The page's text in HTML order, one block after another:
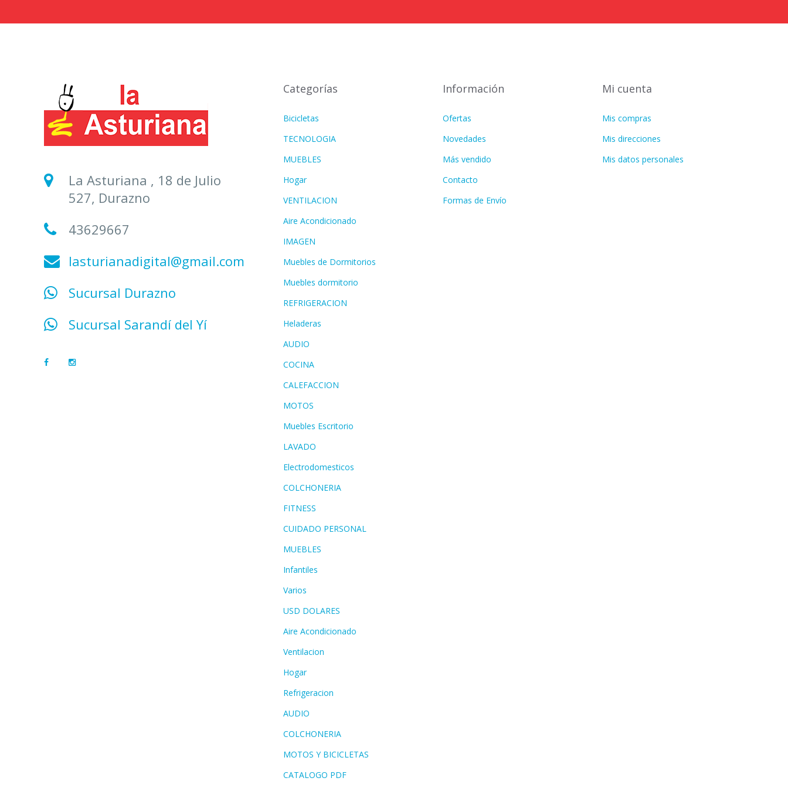
La Asturiana , 18 de Julio
527, Durazno
43629667
lasturianadigital@gmail.com
Sucursal Durazno
Sucursal Sarandí del Yí
Categorías
Bicicletas
TECNOLOGIA
MUEBLES
Hogar
VENTILACION
Aire Acondicionado
IMAGEN
Muebles de Dormitorios
Muebles dormitorio
REFRIGERACION
Heladeras
AUDIO
COCINA
CALEFACCION
MOTOS
Muebles Escritorio
LAVADO
Electrodomesticos
COLCHONERIA
FITNESS
CUIDADO PERSONAL
MUEBLES
Infantiles
Varios
USD DOLARES
Aire Acondicionado
Ventilacion
Hogar
Refrigeracion
AUDIO
COLCHONERIA
MOTOS Y BICICLETAS
CATALOGO PDF
Información
Ofertas
Novedades
Más vendido
Contacto
Formas de Envío
Mi cuenta
Mis compras
Mis direcciones
Mis datos personales